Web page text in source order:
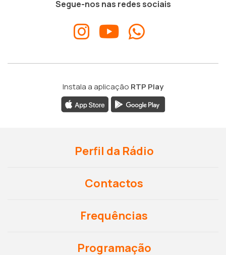
Segue-nos nas redes sociais
Instala a aplicação RTP Play
Perfil da Rádio
Contactos
Frequências
Programação